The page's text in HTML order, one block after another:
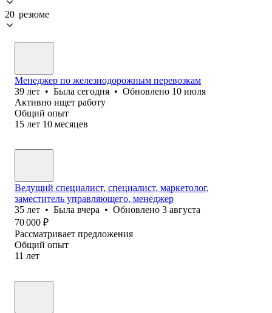
20 резюме
Менеджер по железнодорожным перевозкам
39 лет • Была сегодня • Обновлено 10 июля
Активно ищет работу
Общий опыт
15 лет 10 месяцев
Ведущий специалист, специалист, маркетолог,
заместитель управляющего, менеджер
35 лет • Была вчера • Обновлено 3 августа
70 000 ₽
Рассматривает предложения
Общий опыт
11 лет